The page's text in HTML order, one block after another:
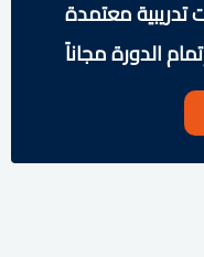
معتمدة
الدورة مجاناً